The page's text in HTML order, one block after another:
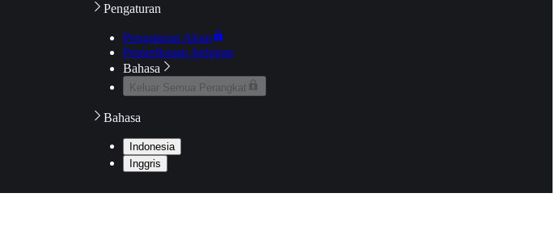
Pengaturan
Pengaturan Akun
Pemeriksaan Jaringan
Bahasa
Keluar Semua Perangkat
Bahasa
Indonesia
Inggris